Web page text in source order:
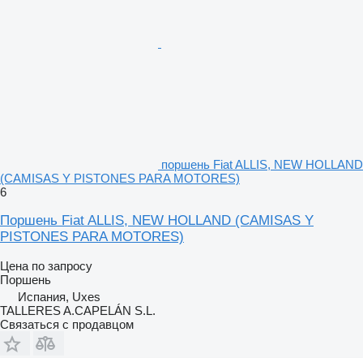
поршень Fiat ALLIS, NEW HOLLAND
(CAMISAS Y PISTONES PARA MOTORES)
6
Поршень Fiat ALLIS, NEW HOLLAND (CAMISAS Y
PISTONES PARA MOTORES)
Цена по запросу
Поршень
Испания, Uxes
TALLERES A.CAPELÁN S.L.
Связаться с продавцом